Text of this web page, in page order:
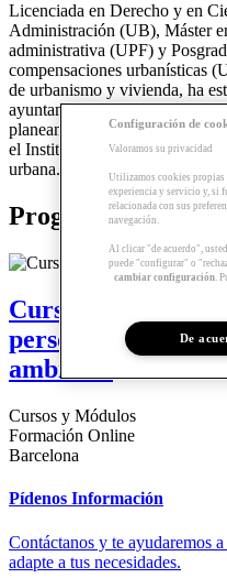
Licenciada en Derecho y en
Administración (UB), Máster
administrativa (UPF) y
compensaciones urbanísticas
de urbanismo y vivienda, ha
ayuntamientos adscrita al área
planeamiento, gestión y
el Instituto Catalán del Suelo
urbana.
Programas
Curso | El
personas. Salud,
ambiente
Cursos y Módulos
Formación Online
Barcelona
Pídenos Información
Contáctanos y te ayudaremos
adapte a tus necesidades.
Configuración de
Valoramos su privacidad
Utilizamos cookies propias
experiencia y servicio y, si
relacionada con sus
navegación.
Al clicar "de acuerdo",
puede "configurar" o
cambiar configuración.
De